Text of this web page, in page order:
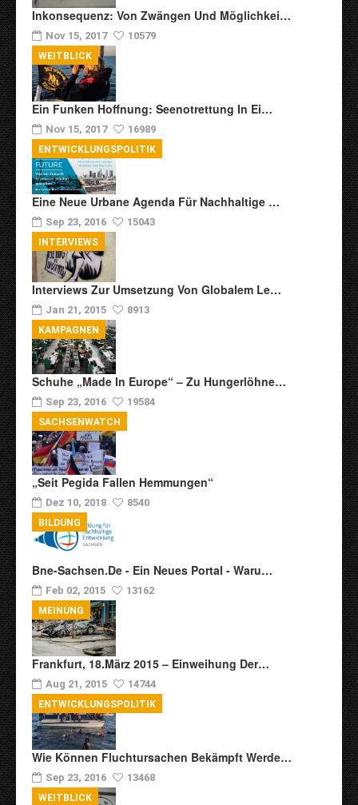
Inkonsequenz: Von Zwängen Und Möglichkei…
Nov 15, 2017 10579
Ein Funken Hoffnung: Seenotrettung In Ei…
Nov 15, 2017 16989
WEITBLICK
Eine Neue Urbane Agenda Für Nachhaltige …
Sep 23, 2016 15043
ENTWICKLUNGSPOLITIK
Interviews Zur Umsetzung Von Globalem Le…
Jan 21, 2015 8913
INTERVIEWS
Schuhe „Made In Europe“ – Zu Hungerlöhne…
Sep 23, 2016 19584
KAMPAGNEN
„Seit Pegida Fallen Hemmungen“
Dez 10, 2018 8540
SACHSENWATCH
Bne-Sachsen.de - Ein Neues Portal - Waru…
Feb 02, 2015 13162
BILDUNG
Frankfurt, 18.März 2015 – Einweihung Der…
Aug 21, 2015 14744
MEINUNG
Wie Können Fluchtursachen Bekämpft Werde…
Sep 23, 2016 13468
ENTWICKLUNGSPOLITIK
WEITBLICK